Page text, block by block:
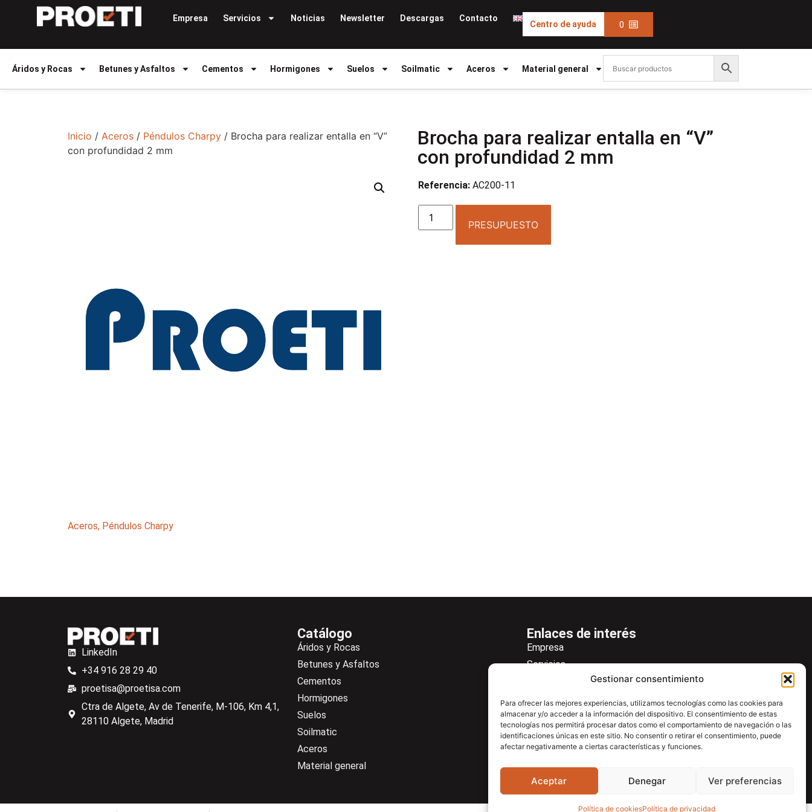
Gestionar consentimiento
Para ofrecer las mejores experiencias, utilizamos tecnologías como las cookies para
almacenar y/o acceder a la información del dispositivo. El consentimiento de estas
tecnologías nos permitirá procesar datos como el comportamiento de navegación o las
identificaciones únicas en este sitio. No consentir o retirar el consentimiento, puede
afectar negativamente a ciertas características y funciones.
Aceptar Denegar Ver preferencias
Política de cookiesPolítica de privacidad
Empresa Servicios Noticias Newsletter Descargas Contacto
Centro de ayuda 0
Áridos y Rocas Betunes y Asfaltos Cementos Hormigones Suelos Soilmatic Aceros Material general
Inicio / Aceros / Péndulos Charpy / Brocha para realizar entalla en “V”
con profundidad 2 mm
Aceros, Péndulos Charpy
Brocha para realizar entalla en “V”
con profundidad 2 mm
Referencia: AC200-11
PRESUPUESTO
LinkedIn
+34 916 28 29 40
proetisa@proetisa.com
Ctra de Algete, Av de Tenerife, M-106, Km 4,1,
28110 Algete, Madrid
Catálogo
Áridos y Rocas
Betunes y Asfaltos
Cementos
Hormigones
Suelos
Soilmatic
Aceros
Material general
Enlaces de interés
Empresa
Servicios
Newsletter
Descargas
Contacto
Centro de ayuda